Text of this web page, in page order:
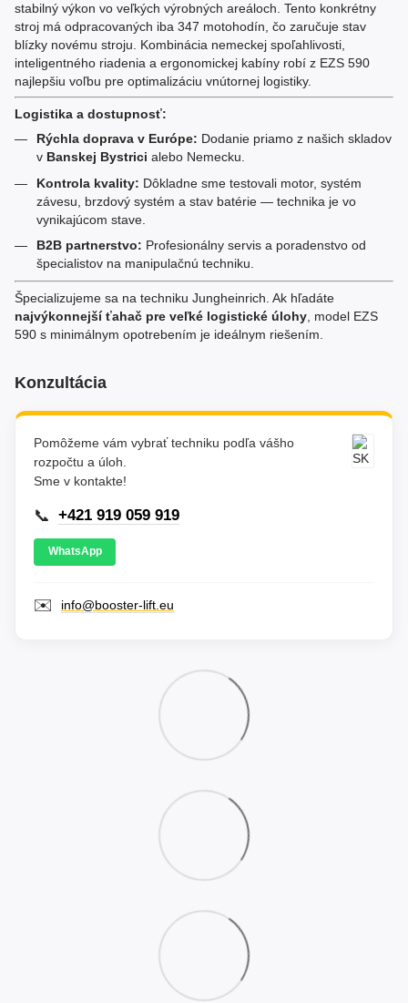
stabilný výkon vo veľkých výrobných areáloch. Tento konkrétny
stroj má odpracovaných iba 347 motohodín, čo zaručuje stav
blízky novému stroju. Kombinácia nemeckej spoľahlivosti,
inteligentného riadenia a ergonomickej kabíny robí z EZS 590
najlepšiu voľbu pre optimalizáciu vnútornej logistiky.
Logistika a dostupnosť:
Rýchla doprava v Európe: Dodanie priamo z našich skladov
v Banskej Bystrici alebo Nemecku.
Kontrola kvality: Dôkladne sme testovali motor, systém
závesu, brzdový systém a stav batérie — technika je vo
vynikajúcom stave.
B2B partnerstvo: Profesionálny servis a poradenstvo od
špecialistov na manipulačnú techniku.
Špecializujeme sa na techniku Jungheinrich. Ak hľadáte
najvýkonnejší ťahač pre veľké logistické úlohy , model EZS
590 s minimálnym opotrebením je ideálnym riešením.
Konzultácia
Pomôžeme vám vybrať techniku podľa vášho
rozpočtu a úloh.
Sme v kontakte!
📞 +421 919 059 919
WhatsApp
✉️ info@booster-lift.eu